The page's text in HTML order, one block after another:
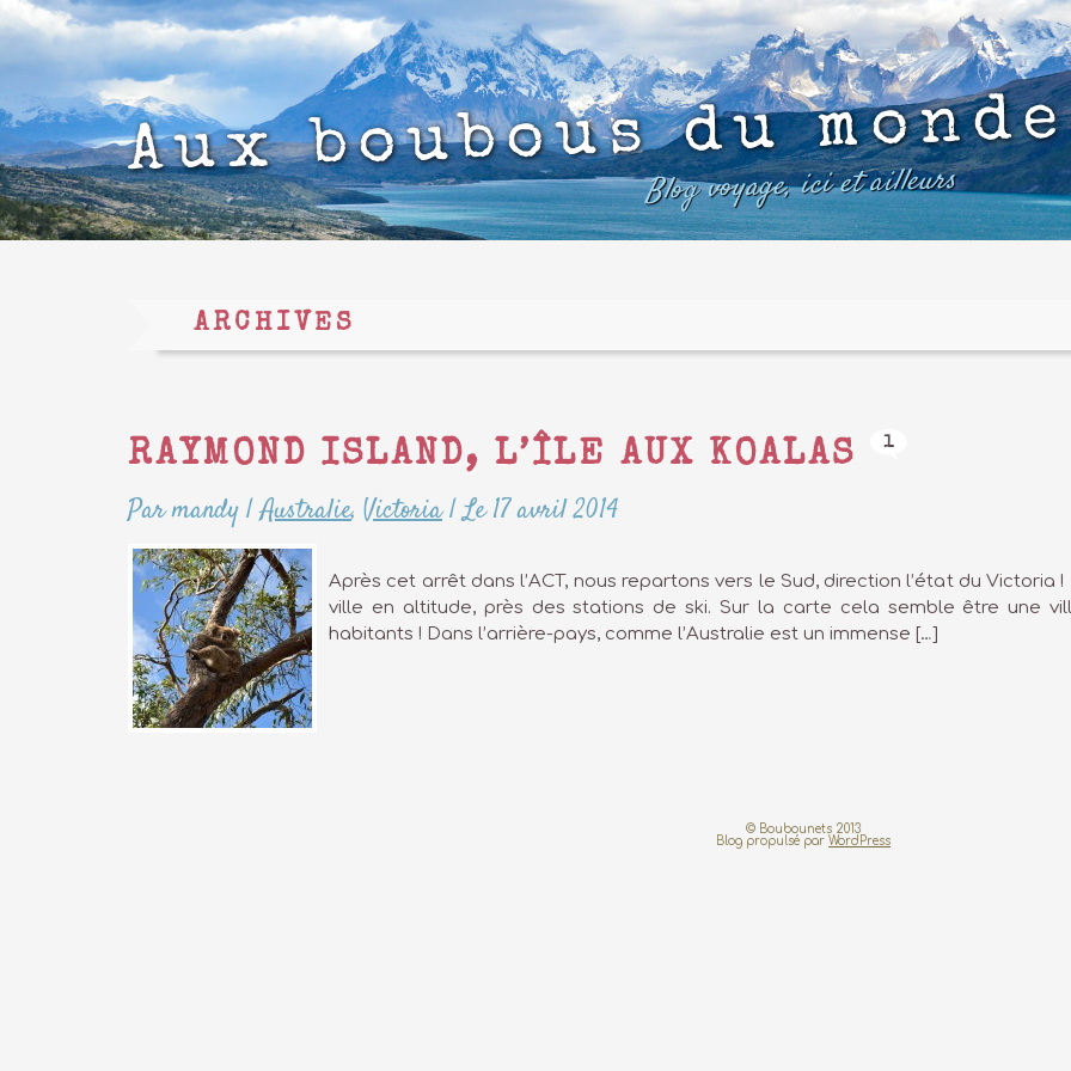
Aux boubous du monde
Blog voyage, ici et ailleurs
ARCHIVES
RAYMOND ISLAND, L’ÎLE AUX KOALAS 1
Par mandy|Australie, Victoria|Le 17 avril 2014
Après cet arrêt dans l’ACT, nous repartons vers le Sud, direction l’état du Victoria
ville en altitude, près des stations de ski. Sur la carte cela semble être une
habitants ! Dans l’arrière-pays, comme l’Australie est un immense […]
© Boubounets 2013
Blog propulsé par WordPress